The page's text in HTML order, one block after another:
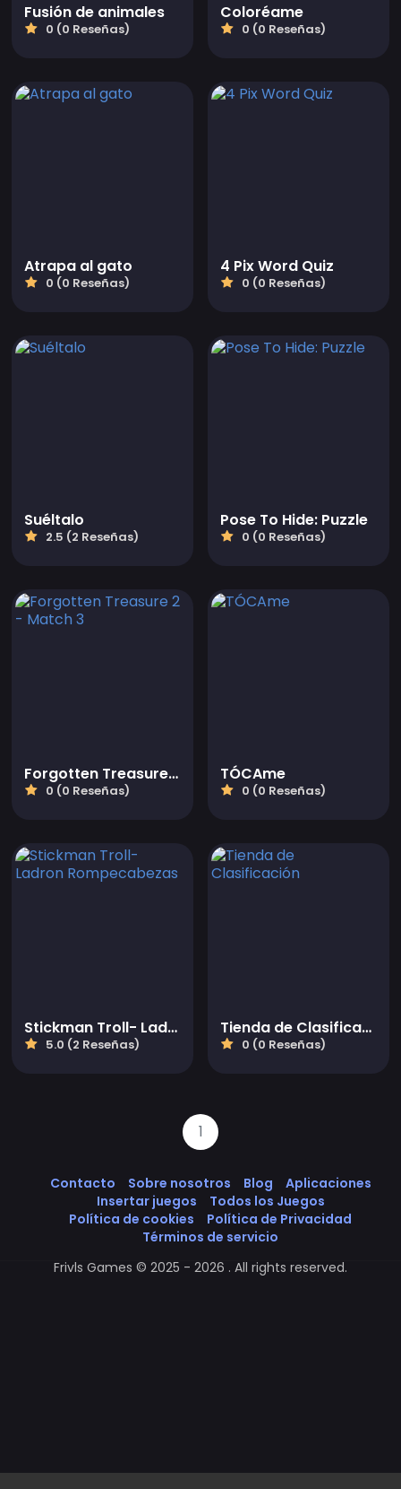
Fusión de animales
0 (0 Reseñas)
Coloréame
0 (0 Reseñas)
Atrapa al gato
0 (0 Reseñas)
4 Pix Word Quiz
0 (0 Reseñas)
Suéltalo
2.5 (2 Reseñas)
Pose To Hide: Puzzle
0 (0 Reseñas)
Forgotten Treasure 2 - Match 3
0 (0 Reseñas)
TÓCAme
0 (0 Reseñas)
Stickman Troll- Ladron Rompecabezas
5.0 (2 Reseñas)
Tienda de Clasificación
0 (0 Reseñas)
1
Contacto Sobre nosotros Blog
Aplicaciones
Insertar juegos
Todos los Juegos
Política de cookies
Política de Privacidad
Términos de servicio
Frivls Games © 2025 - 2026 . All rights reserved.